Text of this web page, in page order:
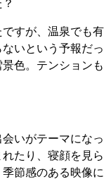
すが、温泉でも
いという予報だ
色。テンション
いがテーマにな
たり、寝顔を見
節感のある映像に